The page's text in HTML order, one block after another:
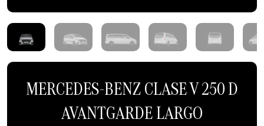
MERCEDES-BENZ CLASE V 250 D
AVANTGARDE LARGO